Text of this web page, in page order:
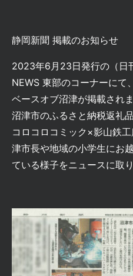
静岡新聞 掲載のお知らせ
2023年6月23日発行の（日
NEWS 東部のコーナーにて
ベースオブ沼津が掲載されま
沼津市のふるさと納税返礼
コロコロコミック×影山鉄
津市長や地域の小学生にお
ている様子をニュースに取